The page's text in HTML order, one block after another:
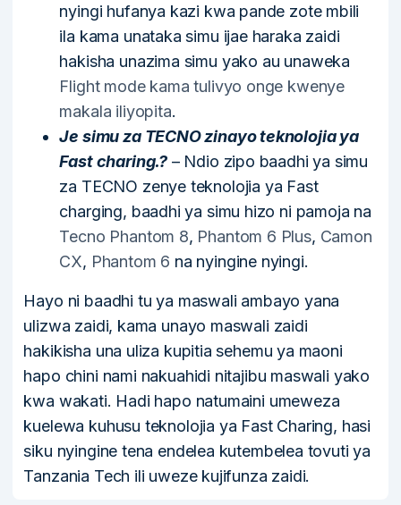
nyingi hufanya kazi kwa pande zote mbili
ila kama unataka simu ijae haraka zaidi
hakisha unazima simu yako au unaweka
Flight mode kama tulivyo onge kwenye
makala iliyopita.
Je simu za TECNO zinayo teknolojia ya
Fast charing.?– Ndio zipo baadhi ya simu
za TECNO zenye teknolojia ya Fast
charging, baadhi ya simu hizo ni pamoja na
Tecno Phantom 8, Phantom 6 Plus, Camon
CX, Phantom 6 na nyingine nyingi.
Hayo ni baadhi tu ya maswali ambayo yana
ulizwa zaidi, kama unayo maswali zaidi
hakikisha una uliza kupitia sehemu ya maoni
hapo chini nami nakuahidi nitajibu maswali yako
kwa wakati. Hadi hapo natumaini umeweza
kuelewa kuhusu teknolojia ya Fast Charing, hasi
siku nyingine tena endelea kutembelea tovuti ya
Tanzania Tech ili uweze kujifunza zaidi.